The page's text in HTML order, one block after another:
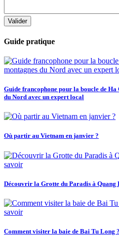
Valider
Guide pratique
Guide francophone pour la boucle de Ha
du Nord avec un expert local
Où partir au Vietnam en janvier ?
Découvrir la Grotte du Paradis à
Comment visiter la baie de Bai Tu Long